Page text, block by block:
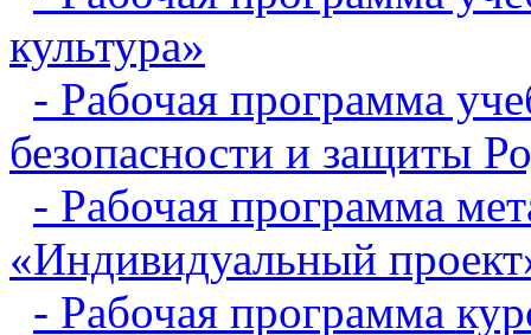
культура»
- Рабочая программа
безопасности и защиты
- Рабочая программа
«Индивидуальный
- Рабочая программа